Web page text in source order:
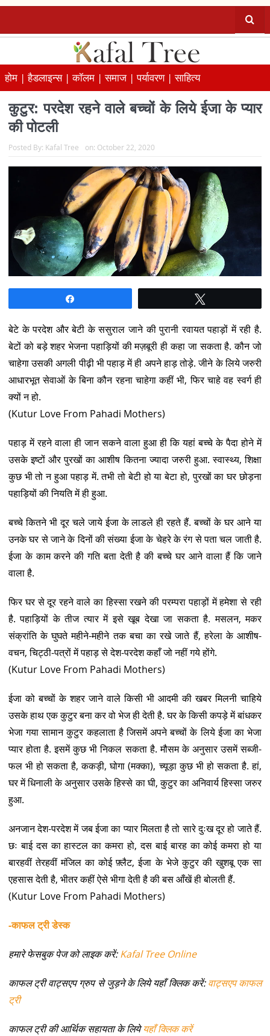
होम |हैडलाइन्स |कॉलम |समाज |पर्यावरण |साहित्य
कुटुर: परदेश रहने वाले बच्चों के लिये ईजा के प्यार
की पोटली
Posted By: Kafal Tree on: October 22, 2020
बेटे के परदेश और बेटी के ससुराल जाने की पुरानी रवायत पहाड़ों में रही है.
बेटों को बड़े शहर भेजना पहाड़ियों की मज़बूरी ही कहा जा सकता है. कौन जो
चाहेगा उसकी अगली पीढ़ी भी पहाड़ में ही अपने हाड़ तोड़े. जीने के लिये जरुरी
आधारभूत सेवाओं के बिना कौन रहना चाहेगा कहीं भी, फिर चाहे वह स्वर्ग ही
क्यों न हो.
(Kutur Love From Pahadi Mothers)
पहाड़ में रहने वाला ही जान सकने वाला हुआ ही कि यहां बच्चे के पैदा होने में
उसके इष्टों और पुरखों का आशीष कितना ज्यादा जरुरी हुआ. स्वास्थ्य, शिक्षा
कुछ भी तो न हुआ पहाड़ में. तभी तो बेटी हो या बेटा हो, पुरखों का घर छोड़ना
पहाड़ियों की नियति में ही हुआ.
बच्चे कितने भी दूर चले जाये ईजा के लाडले ही रहते हैं. बच्चों के घर आने या
उनके घर से जाने के दिनों की संख्या ईजा के चेहरे के रंग से पता चल जाती है.
ईजा के काम करने की गति बता देती है की बच्चे घर आने वाला हैं कि जाने
वाला है.
फिर घर से दूर रहने वाले का हिस्सा रखने की परम्परा पहाड़ों में हमेशा से रही
है. पहाड़ियों के तीज त्यार में इसे खूब देखा जा सकता है. मसलन, मकर
संक्रांति के घुघते महीने-महीने तक बचा का रखे जाते हैं, हरेला के आशीष-
वचन, चिट्ठी-पत्रों में पहाड़ से देश-परदेश कहाँ जो नहीं गये होंगे.
(Kutur Love From Pahadi Mothers)
ईजा को बच्चों के शहर जाने वाले किसी भी आदमी की खबर मिलनी चाहिये
उसके हाथ एक कुटुर बना कर वो भेज ही देती है. घर के किसी कपड़े में बांधकर
भेजा गया सामान कुटुर कहलाता है जिसमें अपने बच्चों के लिये ईजा का भेजा
प्यार होता है. इसमें कुछ भी निकल सकता है. मौसम के अनुसार उसमें सब्जी-
फल भी हो सकता है, ककड़ी, घोगा (मक्का), च्यूड़ा कुछ भी हो सकता है. हां,
घर में धिनाली के अनुसार उसके हिस्से का घी, कुटुर का अनिवार्य हिस्सा जरुर
हुआ.
अनजान देश-परदेश में जब ईजा का प्यार मिलता है तो सारे दुःख दूर हो जाते हैं.
छः बाई दस का हास्टल का कमरा हो, दस बाई बारह का कोई कमरा हो या
बारहवीं तेरहवीं मंजिल का कोई फ़्लैट, ईजा के भेजे कुटुर की खुशबू एक सा
एहसास देती है, भीतर कहीं ऐसे भीगा देती है की बस आँखें ही बोलती हैं.
(Kutur Love From Pahadi Mothers)
-काफल ट्री डेस्क
हमारे फेसबुक पेज को लाइक करें:Kafal Tree Online
काफल ट्री वाट्सएप ग्रुप से जुड़ने के लिये यहाँ क्लिक करें:वाट्सएप काफल
ट्री
काफल ट्री की आर्थिक सहायता के लियेयहाँ क्लिक करें